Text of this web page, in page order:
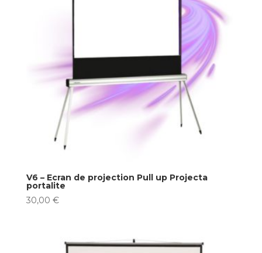
V6 – Ecran de projection Pull up Projecta
portalite
30,00 €